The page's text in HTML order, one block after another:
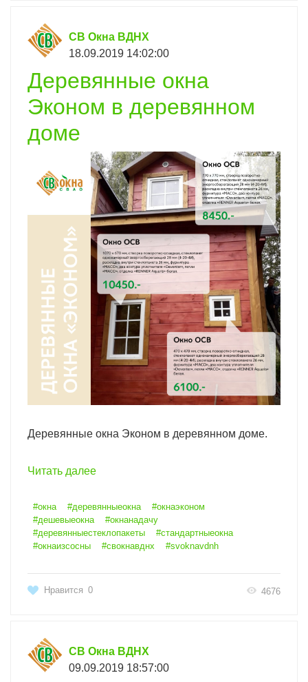
СВ Окна ВДНХ
18.09.2019 14:02:00
Деревянные окна
Эконом в деревянном
доме
Деревянные окна Эконом в деревянном доме.
Читать далее
#окна #деревянныеокна
#окнаэконом
#дешевыеокна
#окнанадачу
#деревянныестеклопакеты
#стандартныеокна
#окнаизсосны
#свокнавднх #svoknavdnh
Нравится 0 4676
СВ Окна ВДНХ
09.09.2019 18:57:00